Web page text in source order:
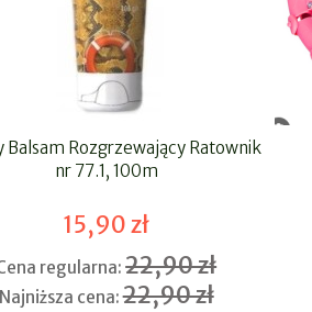
Balsam Rozgrzewający Ratownik
nr 77.1, 100m
15,90 zł
regularna:22,90 zł
Najniższa cena:22,90 zł